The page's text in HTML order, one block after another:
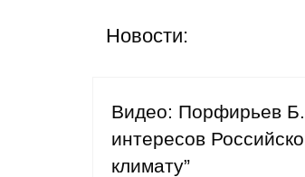
Новости:
Видео: Порфирьев
интересов
климату”